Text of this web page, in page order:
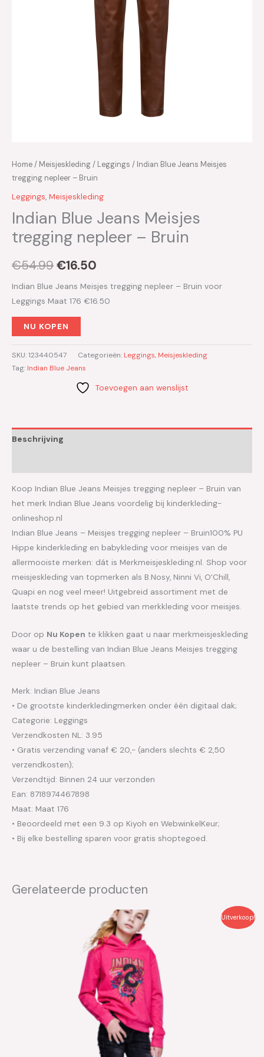
Home/ Meisjeskleding/ Leggings / Indian Blue Jeans Meisjes
tregging nepleer – Bruin
Leggings, Meisjeskleding
Indian Blue Jeans Meisjes
tregging nepleer – Bruin
€54.99€16.50
Indian Blue Jeans Meisjes tregging nepleer – Bruin voor
Leggings Maat 176 €16.50
NU KOPEN
SKU:123440547 Categorieën: Leggings, Meisjeskleding
Tag: Indian Blue Jeans
Toevoegen aan wenslijst
Beschrijving
Koop Indian Blue Jeans Meisjes tregging nepleer – Bruin van
het merk Indian Blue Jeans voordelig bij kinderkleding-
onlineshop.nl
Indian Blue Jeans – Meisjes tregging nepleer – Bruin100% PU
Hippe kinderkleding en babykleding voor meisjes van de
allermooiste merken: dát is Merkmeisjeskleding.nl. Shop voor
meisjeskleding van topmerken als B.Nosy, Ninni Vi, O’Chill,
Quapi en nog veel meer! Uitgebreid assortiment met de
laatste trends op het gebied van merkkleding voor meisjes.
Door op Nu Kopen te klikken gaat u naar merkmeisjeskleding
waar u de bestelling van Indian Blue Jeans Meisjes tregging
nepleer – Bruin kunt plaatsen.
Merk: Indian Blue Jeans
• De grootste kinderkledingmerken onder één digitaal dak;
Categorie: Leggings
Verzendkosten NL: 3.95
• Gratis verzending vanaf € 20,- (anders slechts € 2,50
verzendkosten);
Verzendtijd: Binnen 24 uur verzonden
Ean: 8718974467898
Maat: Maat 176
• Beoordeeld met een 9.3 op Kiyoh en WebwinkelKeur;
• Bij elke bestelling sparen voor gratis shoptegoed.
Gerelateerde producten
Uitverkoop!
€27.50.